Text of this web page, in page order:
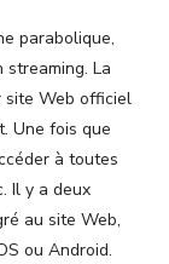
parabolique,
La
site Web officiel
Une fois que
à toutes
Il y a deux
au site Web,
ou Android.